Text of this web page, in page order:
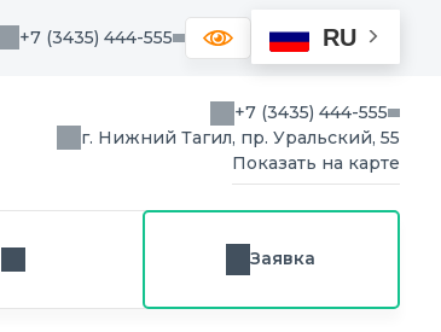
+7 (3435) 444-555 RU
+7 (3435) 444-555
г. Нижний Тагил, пр. Уральский, 55
Показать на карте
Заказ звонка Заявка